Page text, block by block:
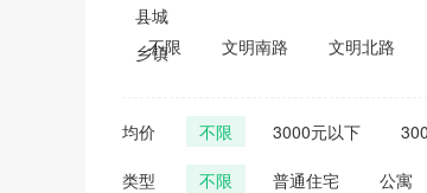
县城
不限
文明南路 文明北路
乡镇
均价 不限 3000元以下
类型 不限 普通住宅 公寓